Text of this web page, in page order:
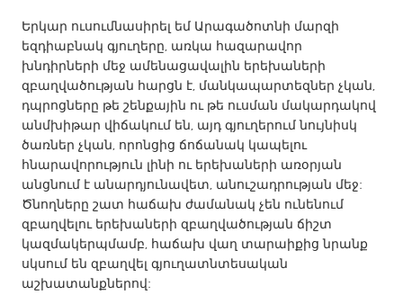
Kitchener-Waterloo
New Glasgow
Newmarket
Ottawa
South Shore
Toronto
MALAYSIA
Kuala Lumpur
NETHERLANDS
Leiden
Rotterdam
Utrecht
Երկար ուսումնասիրել եմ Արագածոտնի մարզի
եզդիաբնակ գյուղերը, առկա հազարավոր
խնդիրների մեջ ամենացավալին երեխաների
զբաղվածության հարցն է, մանկապարտեզներ չկան,
դպրոցները թե շենքային ու թե ուսման մակարդակով
անմխիթար վիճակում են, այդ գյուղերում նույնիսկ
ծառներ չկան, որոնցից ճոճանակ կապելու
հնարավորություն լինի ու երեխաների առօրյան
անցնում է անարդյունավետ, անուշադրության մեջ:
Ծնողները շատ հաճախ ժամանակ չեն ունենում
զբաղվելու երեխաների զբաղվածության ճիշտ
կազմակերպմամբ, հաճախ վաղ տարաիքից նրանք
սկսում են զբաղվել գյուղատնտեսական
աշխատանքներով: